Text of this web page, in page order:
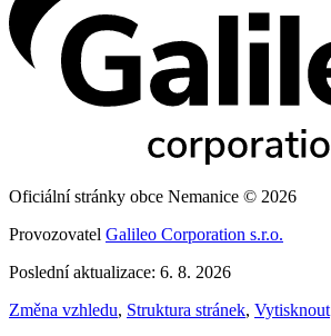
Oficiální stránky obce Nemanice © 2026
Provozovatel Galileo Corporation s.r.o.
Poslední aktualizace: 6. 8. 2026
Změna vzhledu, Struktura stránek, Vytisknout